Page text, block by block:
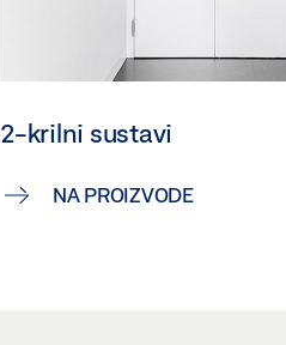
2-krilni sustavi
NA PROIZVODE